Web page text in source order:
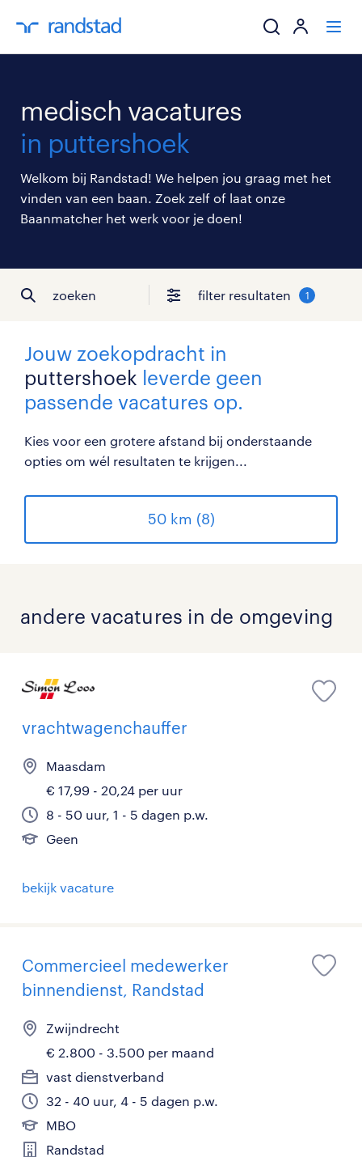
mijn carrière
over randstad
medisch vacatures
in puttershoek
Welkom bij Randstad! We helpen jou graag met het
vinden van een baan. Zoek zelf of laat onze
Baanmatcher het werk voor je doen!
zoeken filter resultaten 1
Jouw zoekopdracht in
puttershoek leverde geen
passende vacatures op.
Kies voor een grotere afstand bij onderstaande
opties om wél resultaten te krijgen...
50 km (8)
andere vacatures in de omgeving
vrachtwagenchauffer
Maasdam
€ 17,99 - 20,24 per uur
8 - 50 uur, 1 - 5 dagen p.w.
Geen
bekijk vacature
Commercieel medewerker
binnendienst, Randstad
Zwijndrecht
€ 2.800 - 3.500 per maand
vast dienstverband
32 - 40 uur, 4 - 5 dagen p.w.
MBO
Randstad